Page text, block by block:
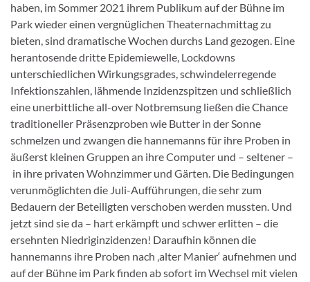
haben, im Sommer 2021 ihrem Publikum auf der Bühne im
Park wieder einen vergnüglichen Theaternachmittag zu
bieten, sind dramatische Wochen durchs Land gezogen. Eine
herantosende dritte Epidemiewelle, Lockdowns
unterschiedlichen Wirkungsgrades, schwindelerregende
Infektionszahlen, lähmende Inzidenzspitzen und schließlich
eine unerbittliche all-over Notbremsung ließen die Chance
traditioneller Präsenzproben wie Butter in der Sonne
schmelzen und zwangen die hannemanns für ihre Proben in
äußerst kleinen Gruppen an ihre Computer und – seltener –
in ihre privaten Wohnzimmer und Gärten. Die Bedingungen
verunmöglichten die Juli-Aufführungen, die sehr zum
Bedauern der Beteiligten verschoben werden mussten. Und
jetzt sind sie da – hart erkämpft und schwer erlitten – die
ersehnten Niedriginzidenzen! Daraufhin können die
hannemanns ihre Proben nach ‚alter Manier‘ aufnehmen und
auf der Bühne im Park finden ab sofort im Wechsel mit vielen